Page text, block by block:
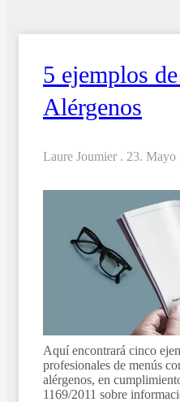
5 ejemplos
Alérgenos
Laure Joumier . 23. Mayo
Aquí encontrará cinco
profesionales de menús
alérgenos, en
1169/2011 sobre